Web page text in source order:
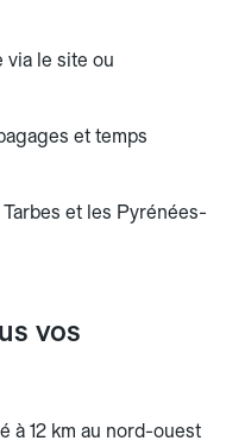
via le site ou
et temps
et les Pyrénées-
vos
à 12 km au nord-ouest